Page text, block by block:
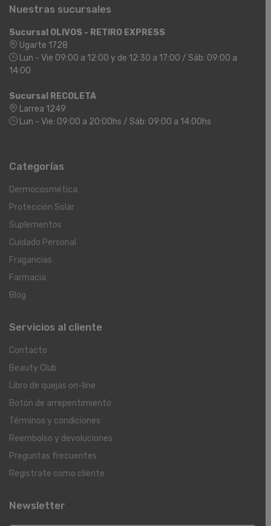
Nuestras sucursales
Sucursal OLIVOS - RETIRO EXPRESS
Ugarte 1728
Lun - Vie 09:00 a 12:00 y de 12:30 a 17:00 / Sáb: 09:00 a
14:00
Sucursal RECOLETA
Larrea 1249
Lun - Vie: 09:00 a 20:00hs / Sáb: 09:00 a 14:00hs
Categorías
Dermocosmética
Protección Solar
Suplementos
Cuidado Personal
Fragancias
Farmacia
Blog
Servicios al cliente
Contacto
Beauty Club
Libro de quejas on-line
Botón de arrepentimiento
Términos y condiciones
Reembolso y devoluciones
Preguntas frecuentes
Registrate como cliente
Newsletter